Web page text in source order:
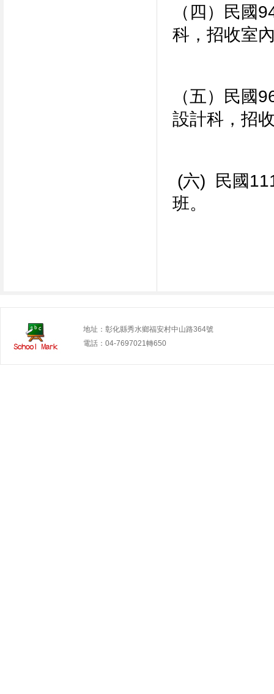
（四）民國
科，招收室
（五）民國
設計科，招
(六) 民國
班。
地址：彰化縣秀水鄉福安村中山路364號
電話：04-7697021轉650